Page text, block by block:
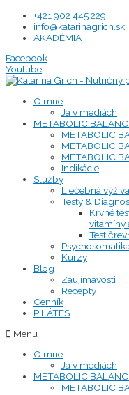
Preskočiť
obsah
+421 902 445 229
info@katarinagrich.sk
AKADÉMIA
Facebook
Youtube
O mne
Ja v médiách
METABOLIC
METABOLIC
METABOLIC
METABOLIC
Indikácie
Služby
Liečebná
Testy &
Krvné
vitamíny
Test
Kurzy
Blog
Zaujímavosti
Recepty
Cenník
PILÁTES
Menu
O mne
Ja v médiách
METABOLIC
METABOLIC